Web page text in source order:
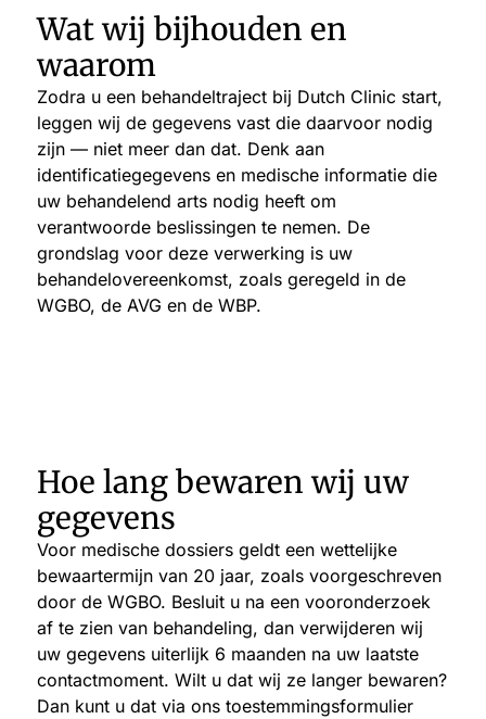
Wat wij bijhouden en
waarom
Zodra u een behandeltraject bij Dutch Clinic start,
leggen wij de gegevens vast die daarvoor nodig
zijn — niet meer dan dat. Denk aan
identificatiegegevens en medische informatie die
uw behandelend arts nodig heeft om
verantwoorde beslissingen te nemen. De
grondslag voor deze verwerking is uw
behandelovereenkomst, zoals geregeld in de
WGBO, de AVG en de WBP.
Hoe lang bewaren wij uw
gegevens
Voor medische dossiers geldt een wettelijke
bewaartermijn van 20 jaar, zoals voorgeschreven
door de WGBO. Besluit u na een vooronderzoek
af te zien van behandeling, dan verwijderen wij
uw gegevens uiterlijk 6 maanden na uw laatste
contactmoment. Wilt u dat wij ze langer bewaren?
Dan kunt u dat via ons toestemmingsformulier